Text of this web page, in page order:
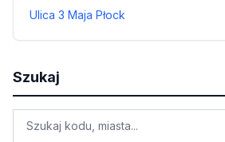
Ulica 3 Maja Płock
Szukaj